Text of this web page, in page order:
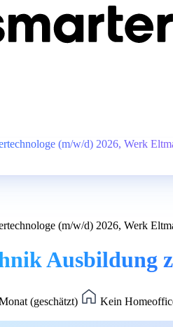
(m/w/d) 2026, Werk
(m/w/d) 2026, Werk
Ausbildung
(geschätzt)
Kein